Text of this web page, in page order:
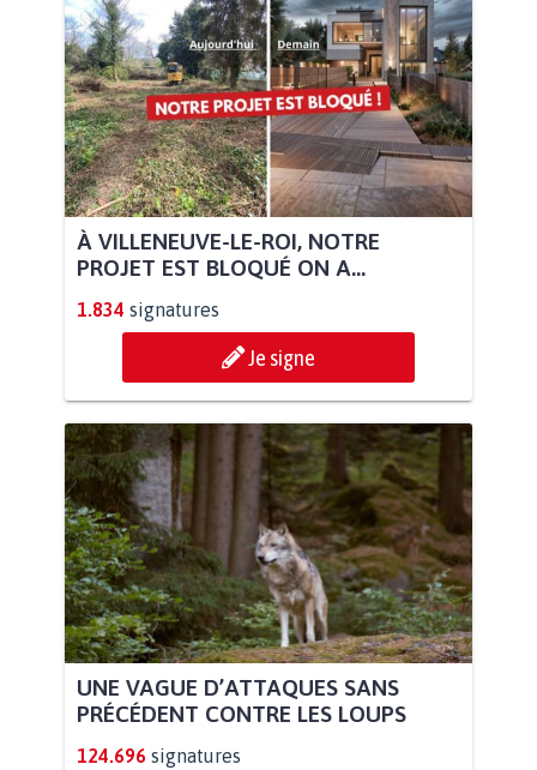
À VILLENEUVE-LE-ROI, NOTRE
PROJET EST BLOQUÉ ON A...
1.834 signatures
Je signe
UNE VAGUE D’ATTAQUES SANS
PRÉCÉDENT CONTRE LES LOUPS
124.696 signatures